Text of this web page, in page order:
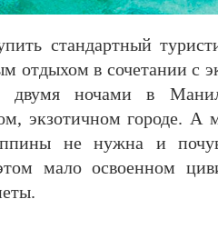
стандартный
отдыхом в сочетании с
двумя ночами в
экзотичном городе. А
не нужна и
мало освоенном